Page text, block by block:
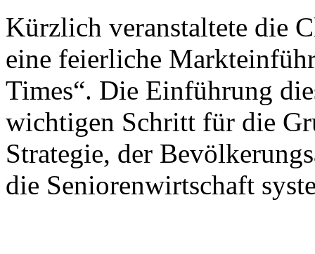
Kürzlich veranstaltete die
eine feierliche
Times“. Die Einführung
wichtigen Schritt für die
Strategie, der
die Seniorenwirtschaft